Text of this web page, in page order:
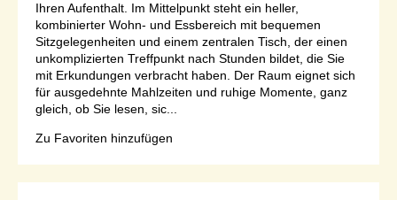
Ihren Aufenthalt. Im Mittelpunkt steht ein heller,
kombinierter Wohn- und Essbereich mit bequemen
Sitzgelegenheiten und einem zentralen Tisch, der einen
unkomplizierten Treffpunkt nach Stunden bildet, die Sie
mit Erkundungen verbracht haben. Der Raum eignet sich
für ausgedehnte Mahlzeiten und ruhige Momente, ganz
gleich, ob Sie lesen, sic...
Zu Favoriten hinzufügen